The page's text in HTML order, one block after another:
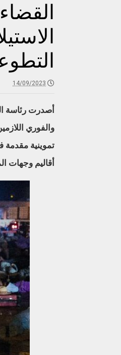
14/09/2023
أصدرت رئاسة
والفوري
تموينية مقدمة
أقاليم وجهات